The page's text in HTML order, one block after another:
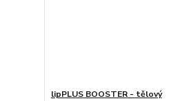
lipPLUS BOOSTER - tělový